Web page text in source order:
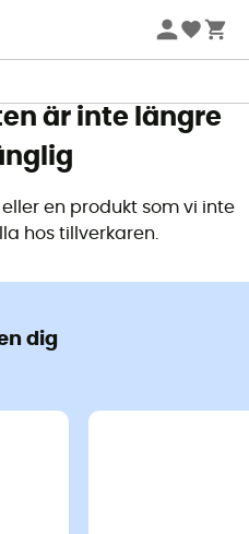
vid köp av 2 produkter*
är inte längre
en produkt som vi inte
hos tillverkaren.
dig